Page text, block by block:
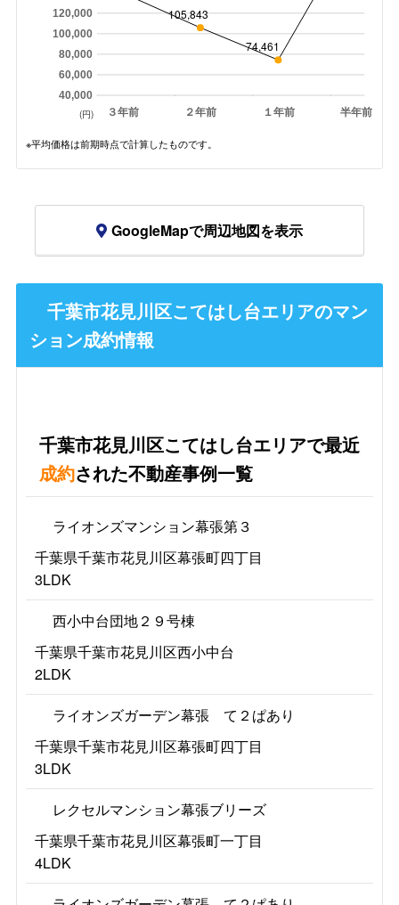
３年前 ２年前 １年前 半年前
40,000
60,000
80,000
100,000
120,000 105,843
74,461
(円)
※平均価格は前期時点で計算したものです。
GoogleMapで周辺地図を表示
千葉市花見川区こてはし台エリアのマン
ション成約情報
千葉市花見川区こてはし台エリアで最近
成約された不動産事例一覧
ライオンズマンション幕張第３
千葉県千葉市花見川区幕張町四丁目
3LDK
西小中台団地２９号棟
千葉県千葉市花見川区西小中台
2LDK
ライオンズガーデン幕張 て２ぱあり
千葉県千葉市花見川区幕張町四丁目
3LDK
レクセルマンション幕張ブリーズ
千葉県千葉市花見川区幕張町一丁目
4LDK